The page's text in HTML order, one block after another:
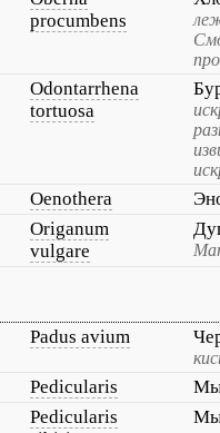
procumbens
Odontarrhena
tortuosa
Oenothera
Origanum
vulgare
Padus avium
Pedicularis
Pedicularis